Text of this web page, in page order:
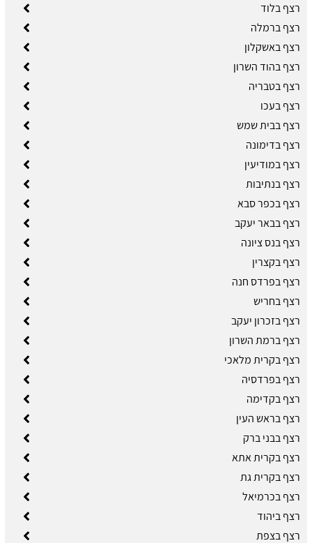
רצף בלוד
רצף ברמלה
רצף באשקלון
רצף בהוד השרון
רצף בטבריה
רצף בעכו
רצף בבית שמש
רצף בדימונה
רצף במודיעין
רצף בנתיבות
רצף בכפר סבא
רצף בבאר יעקב
רצף בנס ציונה
רצף בקצרין
רצף בפרדס חנה
רצף בחריש
רצף בזכרון יעקב
רצף ברמת השרון
רצף בקרית מלאכי
רצף בפרדסיה
רצף בקדימה
רצף בראש העין
רצף בבני ברק
רצף בקרית אתא
רצף בקרית גת
רצף בכרמיאל
רצף ביהוד
רצף בצפת